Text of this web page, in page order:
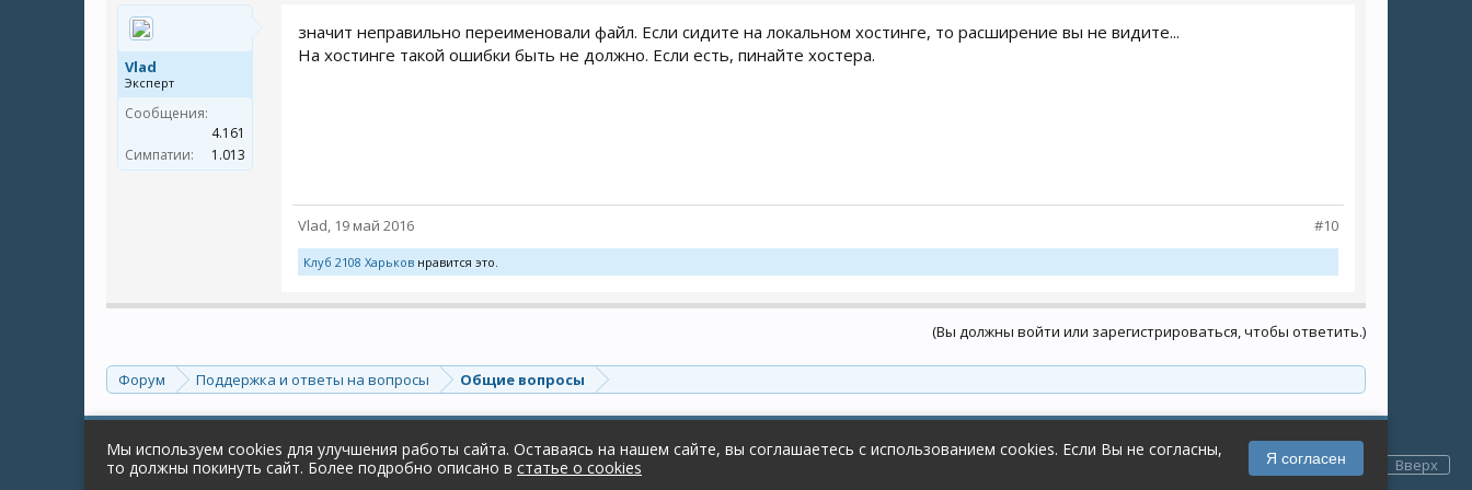
Vlad
Эксперт
Сообщения:
4.161
Симпатии:
1.013
значит неправильно переименовали файл. Если сидите на локальном хостинге, то расширение вы не видите...
На хостинге такой ошибки быть не должно. Если есть, пинайте хостера.
Vlad, 19 май 2016 #10
Клуб 2108 Харьков нравится это.
(Вы должны войти или зарегистрироваться, чтобы ответить.)
Форум Поддержка и ответы на вопросы Общие вопросы
Вверх
Условия и правила Политика конфиденциальности
Forum software by XenForo™© 2010-2018 XenForo Ltd.
Перевод:XF-Russia.ru
Мы используем cookies для улучшения работы сайта. Оставаясь на нашем сайте, вы соглашаетесь с использованием cookies. Если Вы не согласны,
то должны покинуть сайт. Более подробно описано в статье о cookies Я согласен